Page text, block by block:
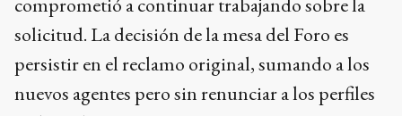
solicitud. La decisión de la mesa del Foro es
persistir en el reclamo original, sumando a los
nuevos agentes pero sin renunciar a los perfiles